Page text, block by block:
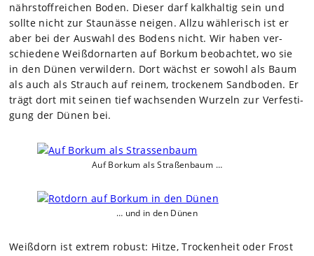
nähr­stoff­rei­chen Boden. Die­ser darf kalk­hal­tig sein und
sollte nicht zur Stau­nässe nei­gen. Allzu wäh­le­risch ist er
aber bei der Aus­wahl des Bodens nicht. Wir haben ver­
schie­dene Weißd­orn­ar­ten auf Bor­kum beob­ach­tet, wo sie
in den Dünen ver­wil­dern. Dort wächst er sowohl als Baum
als auch als Strauch auf rei­nem, tro­cke­nem Sand­bo­den. Er
trägt dort mit sei­nen tief wach­sen­den Wur­zeln zur Ver­fes­ti­
gung der Dünen bei.
Auf Bor­kum als Stra­ßen­baum …
… und in den Dünen
Weiß­dorn ist extrem robust: Hitze, Tro­cken­heit oder Frost